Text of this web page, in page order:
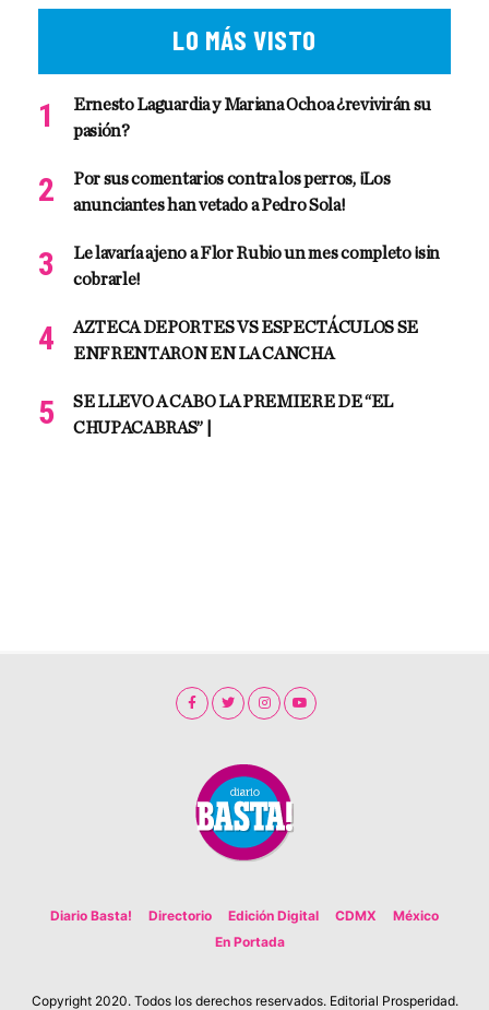
LO MÁS VISTO
Ernesto Laguardia y Mariana Ochoa ¿revivirán su
pasión?
Por sus comentarios contra los perros, ¡Los
anunciantes han vetado a Pedro Sola!
Le lavaría ajeno a Flor Rubio un mes completo ¡sin
cobrarle!
AZTECA DEPORTES VS ESPECTÁCULOS SE
ENFRENTARON EN LA CANCHA
SE LLEVO A CABO LA PREMIERE DE “EL
CHUPACABRAS” |
Diario Basta! Directorio Edición Digital CDMX
México
En Portada
Copyright 2020. Todos los derechos reservados. Editorial Prosperidad.